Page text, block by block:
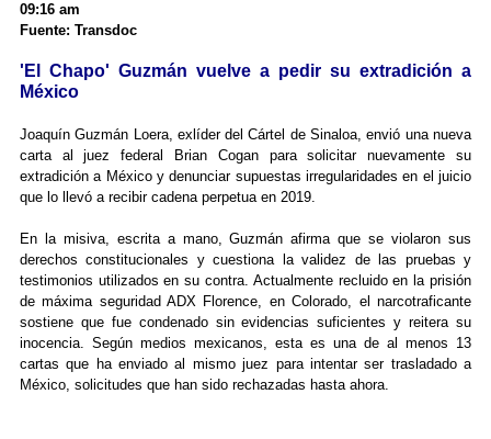
09:16 am
Fuente: Transdoc
'El Chapo' Guzmán vuelve a pedir su extradición a
México
Joaquín Guzmán Loera, exlíder del Cártel de Sinaloa, envió una nueva
carta al juez federal Brian Cogan para solicitar nuevamente su
extradición a México y denunciar supuestas irregularidades en el juicio
que lo llevó a recibir cadena perpetua en 2019.
En la misiva, escrita a mano, Guzmán afirma que se violaron sus
derechos constitucionales y cuestiona la validez de las pruebas y
testimonios utilizados en su contra. Actualmente recluido en la prisión
de máxima seguridad ADX Florence, en Colorado, el narcotraficante
sostiene que fue condenado sin evidencias suficientes y reitera su
inocencia. Según medios mexicanos, esta es una de al menos 13
cartas que ha enviado al mismo juez para intentar ser trasladado a
México, solicitudes que han sido rechazadas hasta ahora.